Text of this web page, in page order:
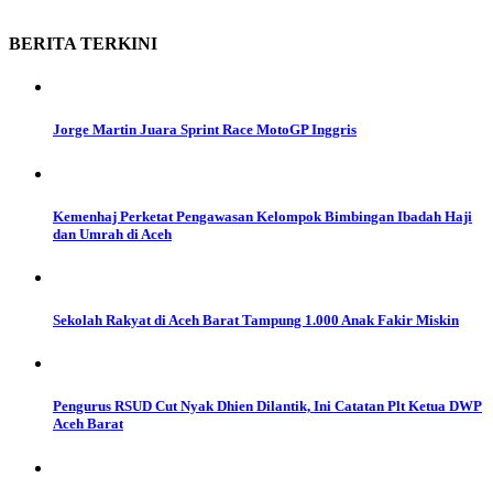
BERITA TERKINI
Jorge Martin Juara Sprint Race MotoGP Inggris
Kemenhaj Perketat Pengawasan Kelompok Bimbingan Ibadah Haji
dan Umrah di Aceh
Sekolah Rakyat di Aceh Barat Tampung 1.000 Anak Fakir Miskin
Pengurus RSUD Cut Nyak Dhien Dilantik, Ini Catatan Plt Ketua DWP
Aceh Barat